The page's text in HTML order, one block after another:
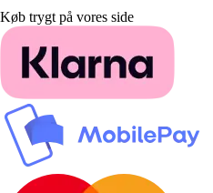
Køb trygt på vores side